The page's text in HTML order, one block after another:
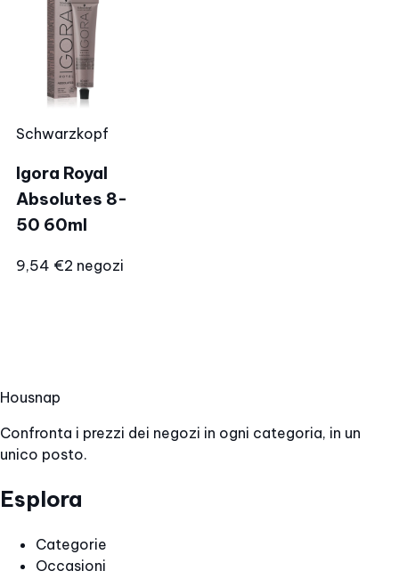
Schwarzkopf
Igora Royal
Absolutes 8-
50 60ml
9,54 €2 negozi
Housnap
Confronta i prezzi dei negozi in ogni categoria, in un
unico posto.
Esplora
Categorie
Occasioni